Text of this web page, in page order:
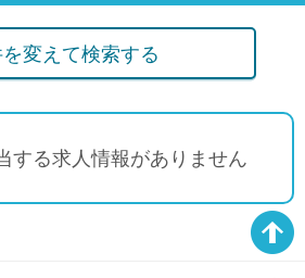
変えて検索する
する求人情報がありません